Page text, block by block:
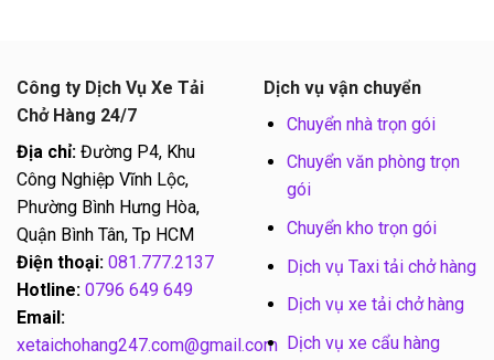
Công ty Dịch Vụ Xe Tải
Chở Hàng 24/7
Địa chỉ: Đường P4, Khu
Công Nghiệp Vĩnh Lộc,
Phường Bình Hưng Hòa,
Quận Bình Tân, Tp HCM
Điện thoại: 081.777.2137
Hotline: 0796 649 649
Email:
xetaichohang247.com@gmail.com
Dịch vụ vận chuyển
Chuyển nhà trọn gói
Chuyển văn phòng trọn
gói
Chuyển kho trọn gói
Dịch vụ Taxi tải chở hàng
Dịch vụ xe tải chở hàng
Dịch vụ xe cẩu hàng